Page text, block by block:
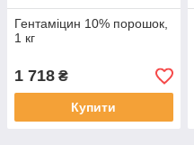
Гентаміцин 10% порошок,
1 кг
1 718 ₴
Купити